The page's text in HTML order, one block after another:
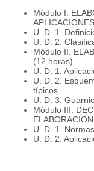
Módulo I.
U. D. 1.
U. D. 2.
Módulo II.
(12 horas)
U. D. 1.
U. D. 2.
típicos
U. D. 3.
Módulo III.
U. D. 1.
U. D. 2.